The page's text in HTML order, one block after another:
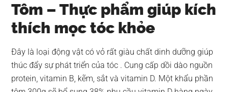
Tôm – Thực phẩm giúp kích
thích mọc tóc khỏe
Đây là loại động vật có vỏ rất giàu chất dinh dưỡng giúp
thúc đẩy sự phát triển của tóc . Cung cấp dồi dào nguồn
protein, vitamin B, kẽm, sắt và vitamin D. Một khẩu phần